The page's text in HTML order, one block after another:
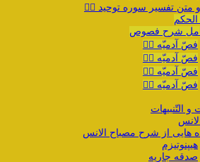
تفسیر سوره توحید ۴️⃣
شرح فصوص
فصّ آدمیّه ۱️⃣
فصّ آدمیّه ۲️⃣
فصّ آدمیّه ۳️⃣
فصّ آدمیّه ۴️⃣
التّنبیهات
هایی از شرح مصباح الانس
هیپنوتیزم
صدقه جاریه